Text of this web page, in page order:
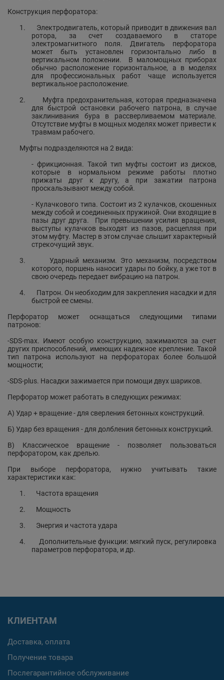
Конструкция перфоратора:
1.
Электродвигатель, который приводит в движения вал
ротора, за счет создаваемого в статоре
электромагнитного поля. Двигатель перфоратора
может быть установлен горизонтально либо в
вертикальном положении.
В маломощных приборах
обычно расположение горизонтальное, а в моделях
для профессиональных работ чаще используется
вертикальное расположение.
2.
Муфта предохранительная, которая предназначена
для быстрой остановки рабочего патрона, в случае
заклинивания бура в рассверливаемом материале.
Отсутствие муфты в мощных моделях может привести к
травмам рабочего.
Муфты подразделяются на 2 вида:
- фрикционная. Такой тип муфты состоит из дисков,
которые в нормальном режиме работы плотно
прижаты друг к другу, а при зажатии патрона
проскальзывают между собой.
- Кулачкового типа. Состоит из 2 кулачков, скошенных
между собой и соединенных пружиной. Они входящие в
пазы друг друга.
При превышении усилия вращения,
выступы кулачков выходят из пазов, расцепляя при
этом муфту. Мастер в этом случае слышит характерный
стрекочущий звук.
3.
Ударный механизм. Это механизм, посредством
которого, поршень наносит удары по бойку, а уже тот в
свою очередь передает вибрацию на патрон.
4.
Патрон. Он необходим для закрепления насадки и для
быстрой ее смены.
Перфоратор может оснащаться следующими типами
патронов:
-SDS-max. Имеют особую конструкцию, зажимаются за счет
других приспособлений, имеющих надежное крепление. Такой
тип патрона используют на перфораторах более большой
мощности;
-SDS-plus. Насадки зажимается при помощи двух шариков.
Перфоратор может работать в следующих режимах:
А) Удар + вращение - для сверления бетонных конструкций.
Б) Удар без вращения - для долбления бетонных конструкций.
В) Классическое вращение - позволяет пользоваться
перфоратором, как дрелью.
При выборе перфоратора, нужно учитывать такие
характеристики как:
1.
Частота вращения
2.
Мощность
3.
Энергия и частота удара
4.
Дополнительные функции: мягкий пуск, регулировка
параметров перфоратора, и др.
КЛИЕНТАМ
Доставка, оплата
Получение товара
Послегарантийное обслуживание